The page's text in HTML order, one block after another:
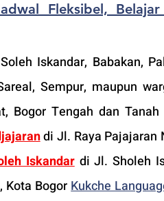
Fleksibel,
Iskandar, Babakan,
Sempur, maupun
Bogor Tengah dan Tanah
di Jl. Raya Pajajaran
Iskandar di Jl. Sholeh
Kota Bogor Kukche